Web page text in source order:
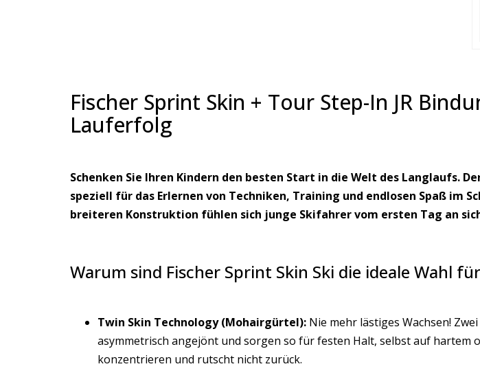
Fischer Sprint Skin + Tour Step-In JR
Lauferfolg
Schenken Sie Ihren Kindern den besten Start in die Welt des Langlaufs.
speziell für das Erlernen von Techniken, Training und endlosen Spaß im
breiteren Konstruktion fühlen sich junge Skifahrer vom ersten Tag an
Warum sind Fischer Sprint Skin Ski die ideale Wahl
Twin Skin Technology (Mohairgürtel): Nie mehr lästiges Wachsen!
asymmetrisch angejönt und sorgen so für festen Halt, selbst auf hartem
konzentrieren und rutscht nicht zurück.